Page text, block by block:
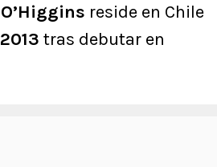
O’Higgins reside en Chile
2013 tras debutar en